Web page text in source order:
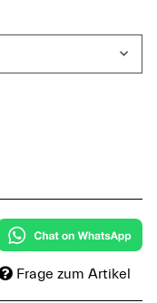
Frage zum Artikel